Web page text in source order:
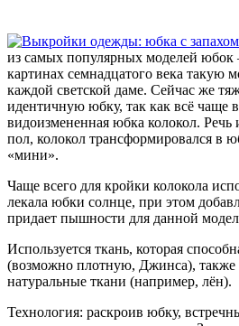
из самых популярных моделей
картинах семнадцатого века такую
каждой светской даме. Сейчас же
идентичную юбку, так как всё чаще
видоизмененная юбка колокол.
пол, колокол трансформировался в
«мини».
Чаще всего для кройки колокола
лекала юбки солнце, при этом
придает пышности для данной
Используется ткань, которая
(возможно плотную, Джинса), также
натуральные ткани (например, лён).
Технология: раскроив юбку,